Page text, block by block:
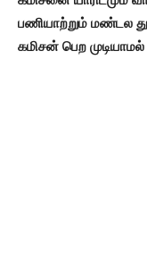
பணியாற்றும் மண்டல
கமிசன் பெற